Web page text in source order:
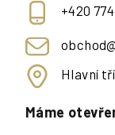
+420
Hlavní
Máme